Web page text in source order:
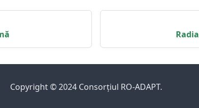
Copyright © 2024 Consorțiul RO-ADAPT.